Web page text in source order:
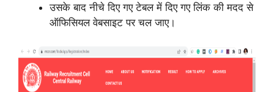
उसके बाद नीचे दिए गए टेबल में दिए गए लिंक की मदद से
ऑफिसियल वेबसाइट पर चल जाए।